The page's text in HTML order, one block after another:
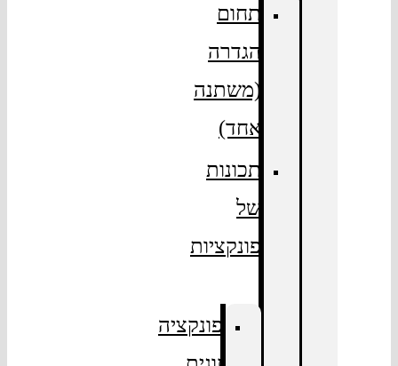
תחום
הגדרה
(משתנה
אחד)
תכונות
פונקציות
פונקציה